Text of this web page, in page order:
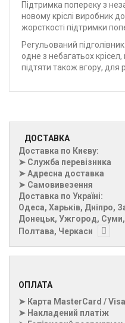
Підтримка попереку з
новому кріслі виробник
жорсткості підтримки
Регульований
одне з небагатьох
підтяти також вгору, для
ДОСТАВКА
Доставка по Києву:
➤ Служба перевізника
➤ Адресна доставка
➤ Самовивезення
Доставка по Україні:
Одеса, Харьків, Дніпро,
Донецьк, Ужгород, Суми,
Полтава, Черкаси
ОПЛАТА
➤ Карта MasterCard / Visa
➤ Накладений платіж